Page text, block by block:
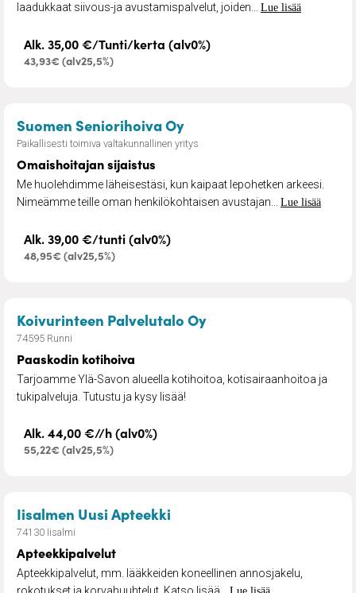
laadukkaat siivous-ja avustamispalvelut, joiden... Lue lisää
Alk. 35,00 €/Tunti/kerta (alv0%)
43,93€ (alv25,5%)
Suomen Seniorihoiva Oy– Omaishoitajan sijaistus
Paikallisesti toimiva valtakunnallinen yritys
Omaishoitajan sijaistus
Me huolehdimme läheisestäsi, kun kaipaat lepohetken arkeesi.
Nimeämme teille oman henkilökohtaisen avustajan... Lue lisää
Alk. 39,00 €/tunti (alv0%)
48,95€ (alv25,5%)
Koivurinteen Palvelutalo Oy– Paaskodin kotihoiva
74595 Runni
Paaskodin kotihoiva
Tarjoamme Ylä-Savon alueella kotihoitoa, kotisairaanhoitoa ja
tukipalveluja. Tutustu ja kysy lisää!
Alk. 44,00 €//h (alv0%)
55,22€ (alv25,5%)
Iisalmen Uusi Apteekki
74130 Iisalmi
Apteekkipalvelut
Apteekkipalvelut, mm. lääkkeiden koneellinen annosjakelu,